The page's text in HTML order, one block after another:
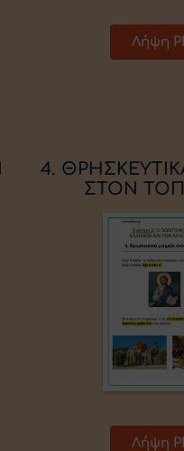
Λήψη
4.
ΣΤΟΝ
Λήψη